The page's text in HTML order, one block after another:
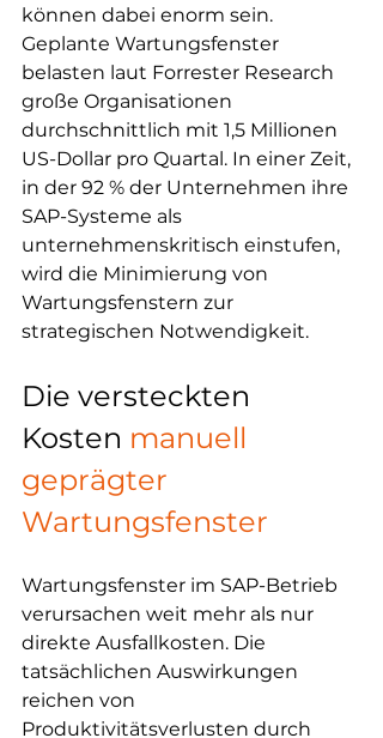
können dabei enorm sein.
Geplante Wartungsfenster
belasten laut Forrester Research
große Organisationen
durchschnittlich mit 1,5 Millionen
US-Dollar pro Quartal. In einer Zeit,
in der 92 % der Unternehmen ihre
SAP-Systeme als
unternehmenskritisch einstufen,
wird die Minimierung von
Wartungsfenstern zur
strategischen Notwendigkeit.
Die versteckten
Kosten manuell
geprägter
Wartungsfenster
Wartungsfenster im SAP-Betrieb
verursachen weit mehr als nur
direkte Ausfallkosten. Die
tatsächlichen Auswirkungen
reichen von
Produktivitätsverlusten durch